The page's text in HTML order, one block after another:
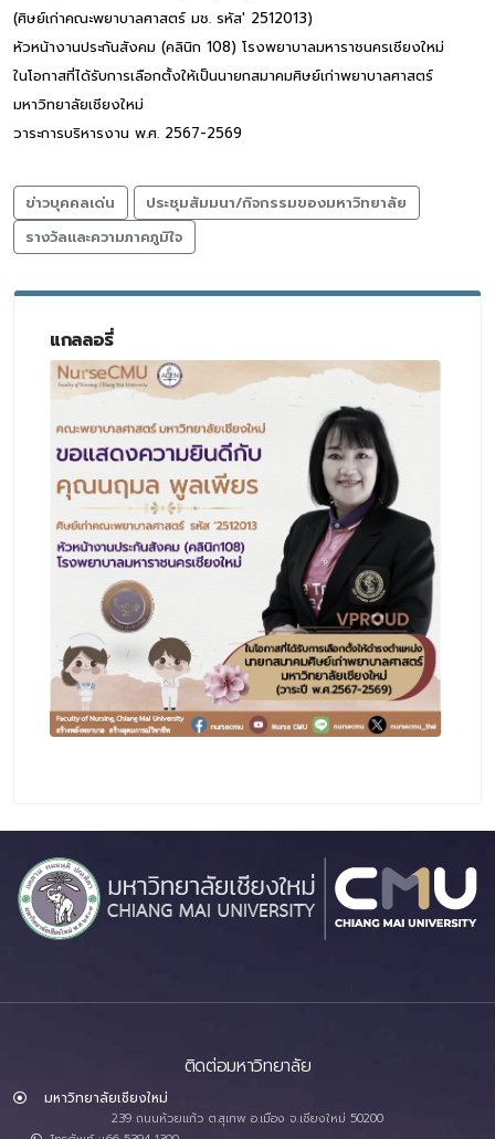
(ศิษย์เก่าคณะพยาบาลศาสตร์ มช. รหัส' 2512013)
หัวหน้างานประกันสังคม (คลินิก 108) โรงพยาบาลมหาราชนครเชียงใหม่
ในโอกาสที่ได้รับการเลือกตั้งให้เป็นนายกสมาคมศิษย์เก่าพยาบาลศาสตร์
มหาวิทยาลัยเชียงใหม่
วาระการบริหารงาน พ.ศ. 2567-2569
ข่าวบุคคลเด่น
ประชุมสัมมนา/กิจกรรมของมหาวิทยาลัย
รางวัลและความภาคภูมิใจ
แกลลอรี่
ติดต่อมหาวิทยาลัย
มหาวิทยาลัยเชียงใหม่
239 ถนนห้วยแก้ว ต.สุเทพ อ.เมือง จ.เชียงใหม่ 50200